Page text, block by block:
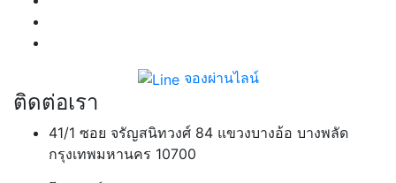
จองผ่านไลน์
ติดต่อเรา
41/1 ซอย จรัญสนิทวงศ์ 84 แขวงบางอ้อ บางพลัด
กรุงเทพมหานคร 10700